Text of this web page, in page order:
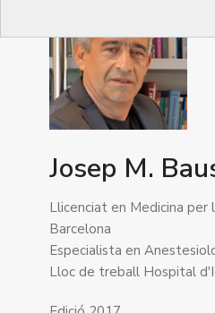
Josep M.
Llicenciat en Medicina per
Barcelona
Especialista en
Lloc de treball Hospital